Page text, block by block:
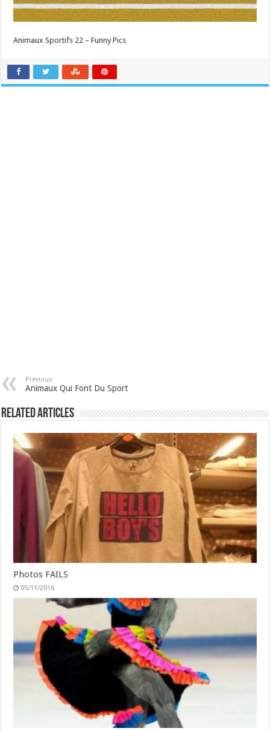
Animaux Sportifs 22 – Funny Pics
Previous
Animaux Qui Font Du Sport
Related Articles
Photos FAILS
05/11/2016